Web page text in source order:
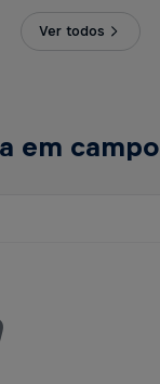
Ver todos
em campo